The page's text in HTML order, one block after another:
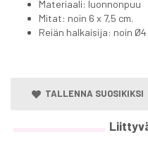
Materiaali: luonnonpuu
Mitat: noin 6 x 7,5 cm.
Reiän halkaisija: noin Ø4
TALLENNA SUOSIKIKSI